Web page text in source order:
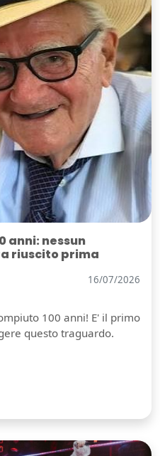
anni: nessun
riuscito prima
16/07/2026
100 anni! E' il primo
questo traguardo.